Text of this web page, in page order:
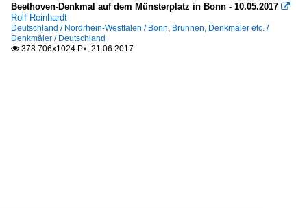
Beethoven-Denkmal auf dem Münsterplatz in Bonn - 10.05.2017 
Rolf Reinhardt
Deutschland / Nordrhein-Westfalen / Bonn Brunnen, Denkmäler etc. /
Denkmäler / Deutschland
 378 706x1024 Px, 21.06.2017